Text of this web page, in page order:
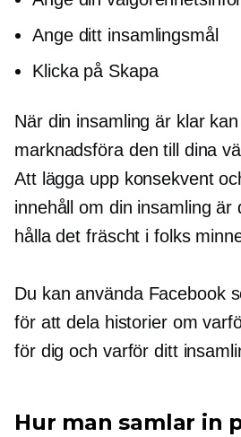
Ange ditt insamlingsmål
Klicka på Skapa
När din insamling är klar
marknadsföra den till dina
Att lägga upp konsekvent
innehåll om din insamling
hålla det fräscht i folks
Du kan använda Facebook
för att dela historier om
för dig och varför ditt
Hur man samlar in